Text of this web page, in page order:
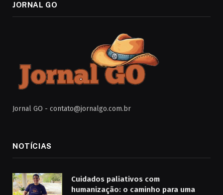
JORNAL GO
Jornal GO - contato@jornalgo.com.br
NOTÍCIAS
Cuidados paliativos com
humanização: o caminho para uma